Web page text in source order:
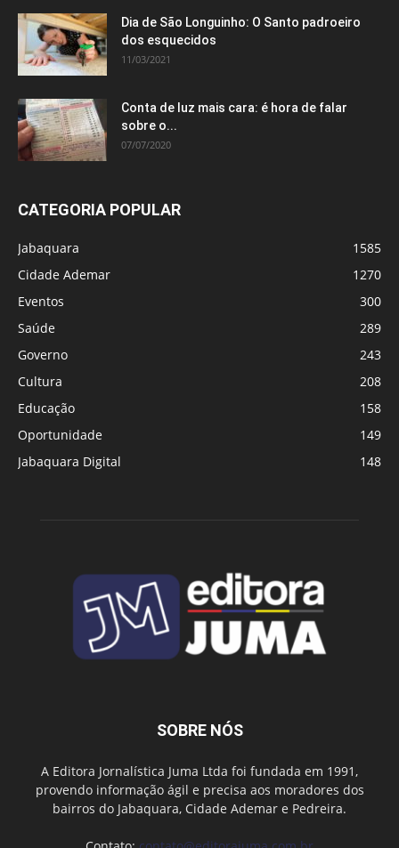
Dia de São Longuinho: O Santo padroeiro
dos esquecidos
11/03/2021
Conta de luz mais cara: é hora de falar
sobre o...
07/07/2020
CATEGORIA POPULAR
Jabaquara
1585
Cidade Ademar
1270
Eventos
300
Saúde
289
Governo
243
Cultura
208
Educação
158
Oportunidade
149
Jabaquara Digital
148
SOBRE NÓS
A Editora Jornalística Juma Ltda foi fundada em 1991,
provendo informação ágil e precisa aos moradores dos
bairros do Jabaquara, Cidade Ademar e Pedreira.